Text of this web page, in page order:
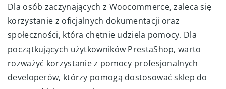
Dla osób zaczynających z Woocommerce, zaleca się
korzystanie z oficjalnych dokumentacji oraz
społeczności, która chętnie udziela pomocy. Dla
początkujących użytkowników PrestaShop, warto
rozważyć korzystanie z pomocy profesjonalnych
developerów, którzy pomogą dostosować sklep do